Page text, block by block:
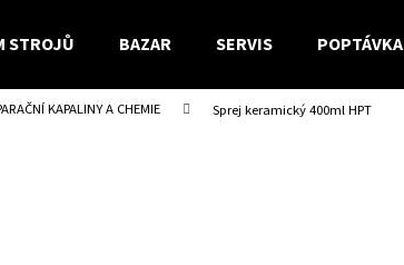
STROJŮ BAZAR SERVIS POPTÁVKA
KAPALINY A CHEMIE Sprej keramický 400ml HPT
potřebujete najít?